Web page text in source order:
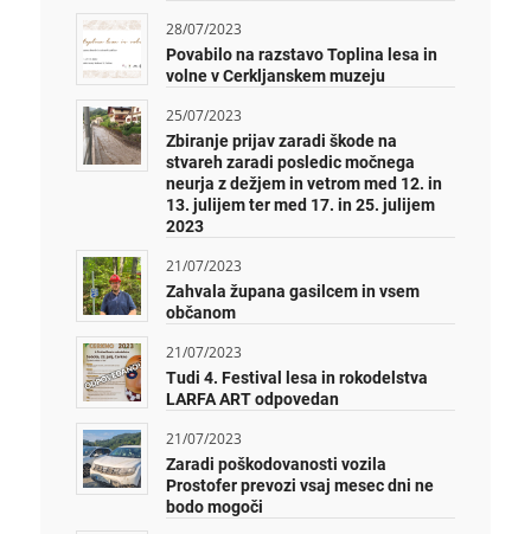
28/07/2023
Povabilo na razstavo Toplina lesa in
volne v Cerkljanskem muzeju
25/07/2023
Zbiranje prijav zaradi škode na
stvareh zaradi posledic močnega
neurja z dežjem in vetrom med 12. in
13. julijem ter med 17. in 25. julijem
2023
21/07/2023
Zahvala župana gasilcem in vsem
občanom
21/07/2023
Tudi 4. Festival lesa in rokodelstva
LARFA ART odpovedan
21/07/2023
Zaradi poškodovanosti vozila
Prostofer prevozi vsaj mesec dni ne
bodo mogoči